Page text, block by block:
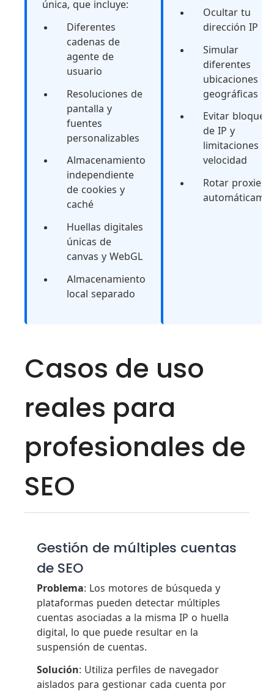
única, que incluye:
Diferentes
cadenas de
agente de
usuario
Resoluciones de
pantalla y
fuentes
personalizables
Almacenamiento
independiente
de cookies y
caché
Huellas digitales
únicas de
canvas y WebGL
Almacenamiento
local separado
Ocultar tu
dirección IP
Simular
diferentes
ubicaciones
geográficas
Evitar
de IP y
limitaciones de
velocidad
Rotar proxies
Casos de uso
reales para
profesionales de
SEO
Gestión de múltiples cuentas
de SEO
Problema: Los motores de búsqueda y
plataformas pueden detectar múltiples
cuentas asociadas a la misma IP o huella
digital, lo que puede resultar en la
suspensión de cuentas.
Solución: Utiliza perfiles de navegador
aislados para gestionar cada cuenta por